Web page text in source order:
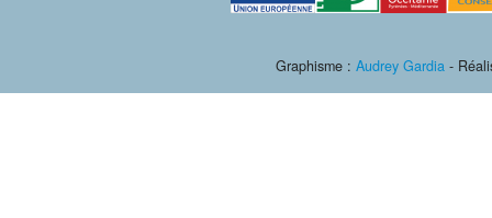
Graphisme : Audrey Gardia -